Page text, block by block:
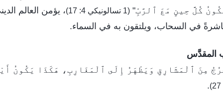
كُلَّ حِينٍ مَعَ ٱلرَّبِّ" (1 تسالونيكي 4: 17)
، يؤمن العالم
في السحاب، ويلتقون به في السماء.
المقدَّس
مِنَ ٱلْمَشَارِقِ وَيَظْهَرُ إِلَى ٱلْمَغَارِبِ، هَكَذَا يَكُونُ
.